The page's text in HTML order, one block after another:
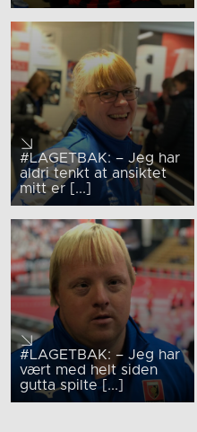
#LAGETBAK: – Jeg har
aldri tenkt at ansiktet
mitt er [...]
#LAGETBAK: – Jeg har
vært med helt siden
gutta spilte [...]